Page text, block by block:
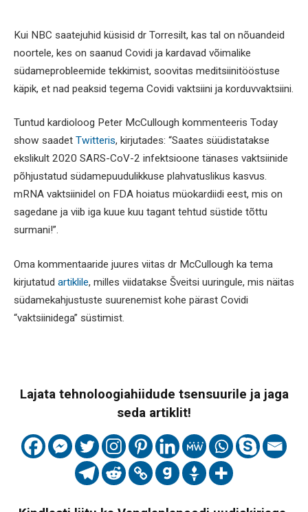
Kui NBC saatejuhid küsisid dr Torresilt, kas tal on nõuandeid
noortele, kes on saanud Covidi ja kardavad võimalike
südameprobleemide tekkimist, soovitas meditsiinitööstuse
käpik, et nad peaksid tegema Covidi vaktsiini ja korduvvaktsiini.
Tuntud kardioloog Peter McCullough kommenteeris Today
show saadet Twitteris, kirjutades: “Saates süüdistatakse
ekslikult 2020 SARS-CoV-2 infektsioone tänases vaktsiinide
põhjustatud südamepuudulikkuse plahvatuslikus kasvus.
mRNA vaktsiinidel on FDA hoiatus müokardiidi eest, mis on
sagedane ja viib iga kuue kuu tagant tehtud süstide tõttu
surmani!”.
Oma kommentaaride juures viitas dr McCullough ka tema
kirjutatud artiklile, milles viidatakse Šveitsi uuringule, mis näitas
südamekahjustuste suurenemist kohe pärast Covidi
“vaktsiinidega” süstimist.
Lajata tehnoloogiahiidude tsensuurile ja jaga
seda artiklit!